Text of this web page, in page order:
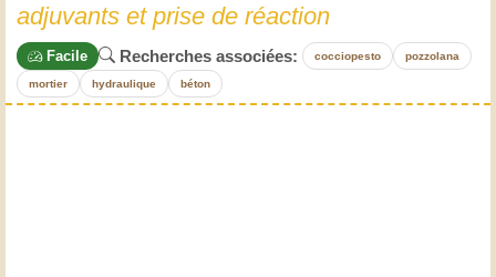
adjuvants et prise de réaction
Facile Recherches associées: cocciopesto pozzolana
mortier hydraulique béton